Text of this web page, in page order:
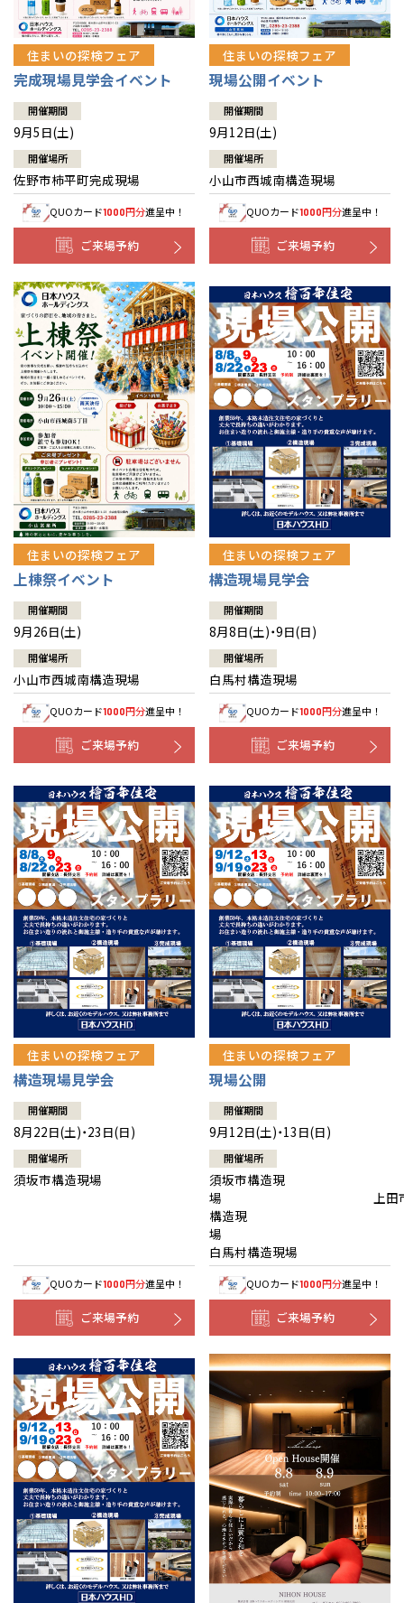
住まいの探検フェア
完成現場見学会イベント
開催期間
9月5日(土)
開催場所
佐野市柿平町完成現場
QUOカード1000円分進呈中！
ご来場予約
住まいの探検フェア
現場公開イベント
開催期間
9月12日(土)
開催場所
小山市西城南構造現場
QUOカード1000円分進呈中！
ご来場予約
住まいの探検フェア
上棟祭イベント
開催期間
9月26日(土)
開催場所
小山市西城南構造現場
QUOカード1000円分進呈中！
ご来場予約
住まいの探検フェア
構造現場見学会
開催期間
8月8日(土)・9日(日)
開催場所
白馬村構造現場
QUOカード1000円分進呈中！
ご来場予約
住まいの探検フェア
構造現場見学会
開催期間
8月22日(土)・23日(日)
開催場所
須坂市構造現場
QUOカード1000円分進呈中！
ご来場予約
住まいの探検フェア
現場公開
開催期間
9月12日(土)・13日(日)
開催場所
須坂市構造現
場 上田
構造現
白馬村構造現場
QUOカード1000円分進呈中！
ご来場予約